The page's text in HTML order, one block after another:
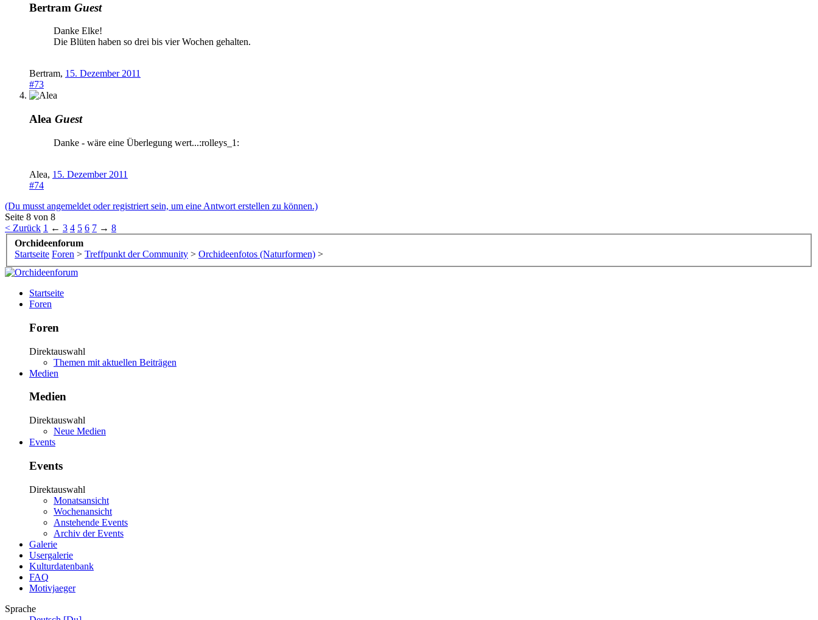
Bertram Guest
Danke Elke!
Die Blüten haben so drei bis vier Wochen gehalten.
Bertram, 15. Dezember 2011
#73
Alea Guest
Danke - wäre eine Überlegung wert...:rolleys_1:
Alea, 15. Dezember 2011
#74
(Du musst angemeldet oder registriert sein, um eine Antwort erstellen zu können.)
Seite 8 von 8
< Zurück 1 ← 3 4 5 6 7 → 8
Orchideenforum
Startseite Foren > Treffpunkt der Community > Orchideenfotos (Naturformen) >
Startseite
Foren
Foren
Direktauswahl
Themen mit aktuellen Beiträgen
Medien
Medien
Direktauswahl
Neue Medien
Events
Events
Direktauswahl
Monatsansicht
Wochenansicht
Anstehende Events
Archiv der Events
Galerie
Usergalerie
Kulturdatenbank
FAQ
Motivjaeger
Sprache